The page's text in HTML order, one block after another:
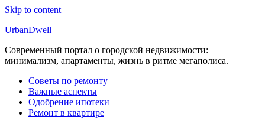
Skip to content
UrbanDwell
Современный портал о городской недвижимости:
минимализм, апартаменты, жизнь в ритме мегаполиса.
Советы по ремонту
Важные аспекты
Одобрение ипотеки
Ремонт в квартире